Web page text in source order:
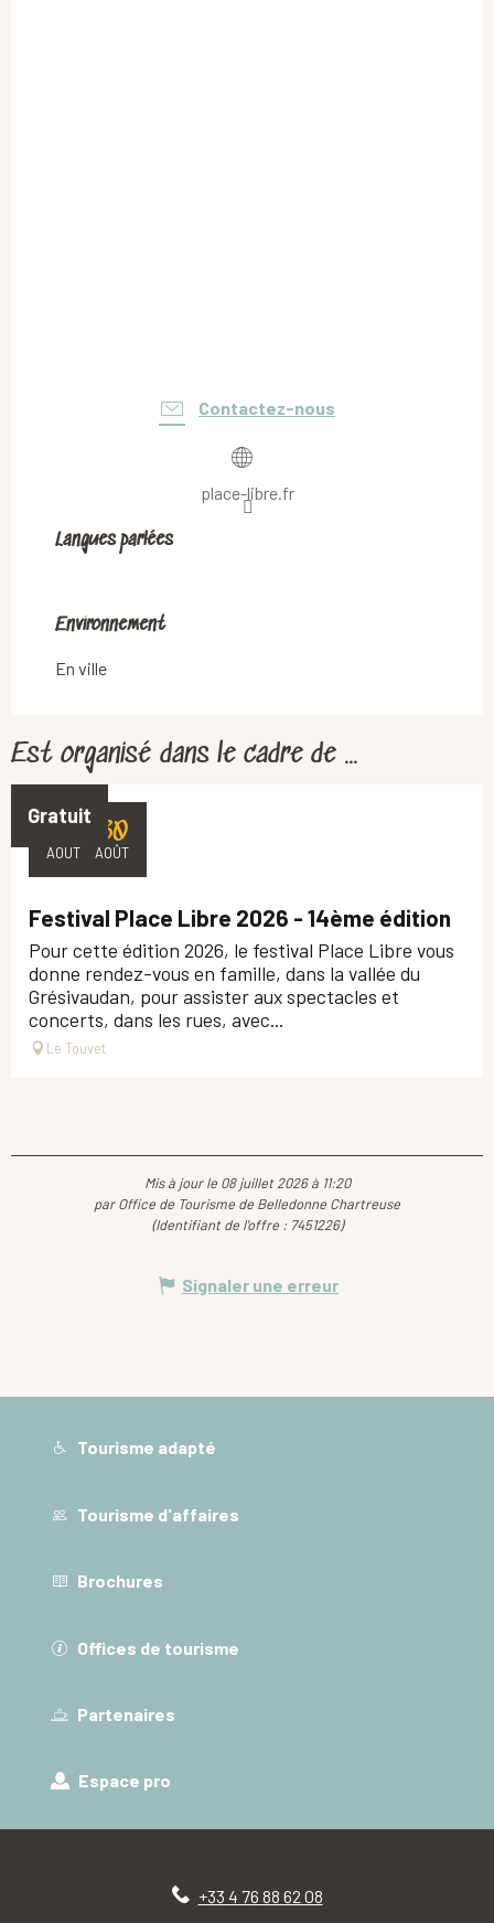
Contactez-nous
place-libre.fr
Langues parlées
Langues parlées
Environnement
Environnement
En ville
Est organisé dans le cadre de ...
Gratuit
27
AOÛT
30
AOÛT
Festival Place Libre 2026 - 14ème édition
Pour cette édition 2026, le festival Place Libre vous
donne rendez-vous en famille, dans la vallée du
Grésivaudan, pour assister aux spectacles et
concerts, dans les rues, avec...
Le Touvet
Mis à jour le 08 juillet 2026 à 11:20
par Office de Tourisme de Belledonne Chartreuse
(Identifiant de l'offre : 7451226)
Signaler une erreur
Tourisme adapté
Tourisme d'affaires
Brochures
Offices de tourisme
Partenaires
Espace pro
+33 4 76 88 62 08